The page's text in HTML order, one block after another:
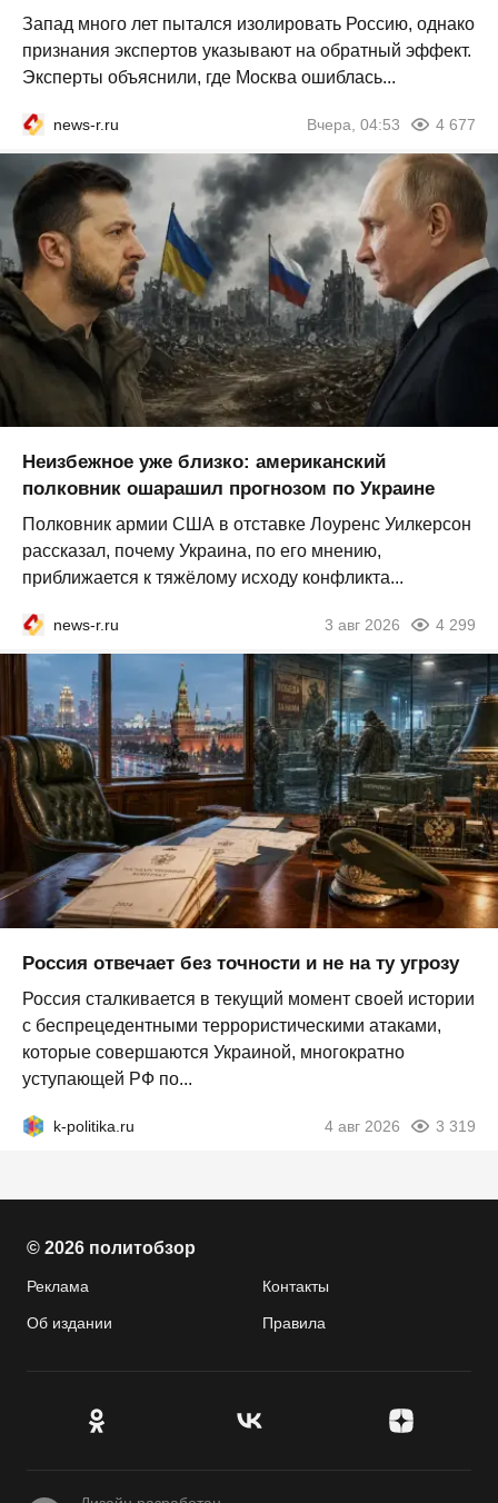
Запад много лет пытался изолировать Россию, однако
признания экспертов указывают на обратный эффект.
Эксперты объяснили, где Москва ошиблась...
news-r.ru Вчера, 04:53 4 677
Неизбежное уже близко: американский
полковник ошарашил прогнозом по Украине
Полковник армии США в отставке Лоуренс Уилкерсон
рассказал, почему Украина, по его мнению,
приближается к тяжёлому исходу конфликта...
news-r.ru 3 авг 2026 4 299
Россия отвечает без точности и не на ту угрозу
Россия сталкивается в текущий момент своей истории
с беспрецедентными террористическими атаками,
которые совершаются Украиной, многократно
уступающей РФ по...
k-politika.ru 4 авг 2026 3 319
© 2026 политобзор
Реклама Контакты
Об издании Правила